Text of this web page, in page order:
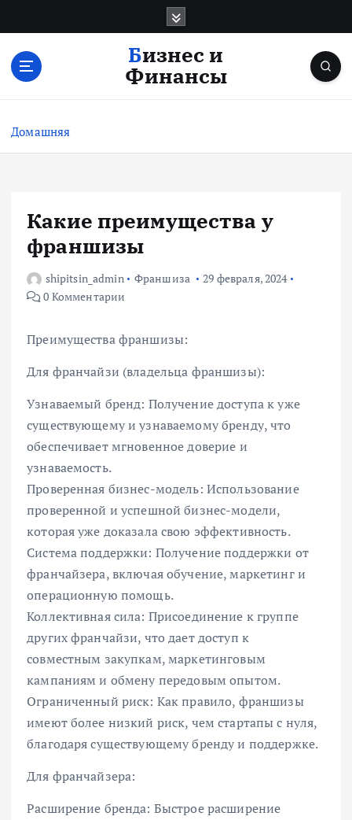
с
Бизнес и
Финансы
Домашняя
Какие преимущества у
франшизы
shipitsin_admin Франшиза
29 февраля, 2024
0 Комментарии
Преимущества франшизы:
Для франчайзи (владельца франшизы):
Узнаваемый бренд: Получение доступа к уже
существующему и узнаваемому бренду, что
обеспечивает мгновенное доверие и
узнаваемость.
Проверенная бизнес-модель: Использование
проверенной и успешной бизнес-модели,
которая уже доказала свою эффективность.
Система поддержки: Получение поддержки от
франчайзера, включая обучение, маркетинг и
операционную помощь.
Коллективная сила: Присоединение к группе
других франчайзи, что дает доступ к
совместным закупкам, маркетинговым
кампаниям и обмену передовым опытом.
Ограниченный риск: Как правило, франшизы
имеют более низкий риск, чем стартапы с нуля,
благодаря существующему бренду и поддержке.
Для франчайзера:
Расширение бренда: Быстрое расширение